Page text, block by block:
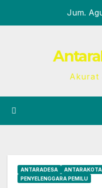
Jum.
Akurat
ANTARADESA ANTARAKOTA
PENYELENGGARA PEMILU